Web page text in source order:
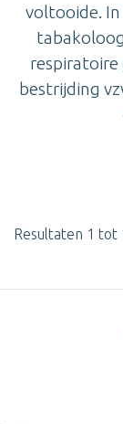
voltooide.
respiratoire
bestrijding
Resultaten 1 tot